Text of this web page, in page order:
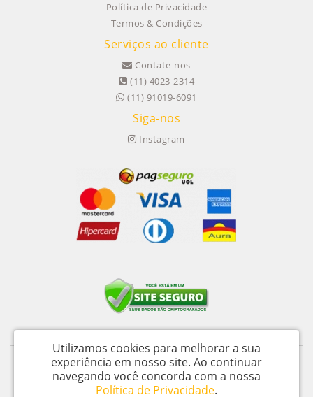
Política de Privacidade
Termos & Condições
Serviços ao cliente
Contate-nos
(11) 4023-2314
(11) 91019-6091
Siga-nos
Instagram
Itu Trailers Ltda - CNPJ: 62.043.518/0001-60
Av Jose de Oliveira, n 145 - Jardim Oliveira - Itu – SP - CEP 13312 020
Utilizamos cookies para melhorar a sua
experiência em nosso site. Ao continuar
navegando você concorda com a nossa
Política de Privacidade.